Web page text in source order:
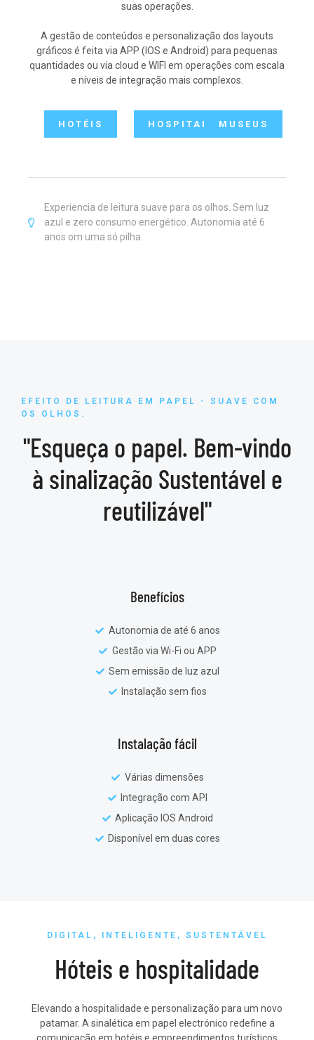
suas operações.
A gestão de conteúdos e personalização dos layouts
gráficos é feita via APP (IOS e Android) para pequenas
quantidades ou via cloud e WIFI em operações com escala
e níveis de integração mais complexos.
HOTÉIS HOSPITAIS MUSEUS
Experiencia de leitura suave para os olhos. Sem luz
azul e zero consumo energético. Autonomia até 6
anos om uma só pilha.
EFEITO DE LEITURA EM PAPEL - SUAVE COM
OS OLHOS.
"Esqueça o papel. Bem-vindo
à sinalização Sustentável e
reutilizável"
Benefícios
Autonomia de até 6 anos
Gestão via Wi-Fi ou APP
Sem emissão de luz azul
Instalação sem fios
Instalação fácil
Várias dimensões
Integração com API
Aplicação IOS Android
Disponível em duas cores
DIGITAL, INTELIGENTE, SUSTENTÁVEL
Hóteis e hospitalidade
Elevando a hospitalidade e personalização para um novo
patamar. A sinalética em papel electrónico redefine a